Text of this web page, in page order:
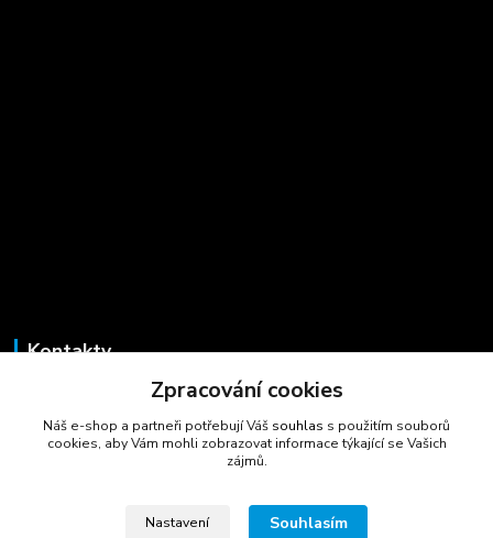
Kontakty
+420 723 725 881
(Po-Pá, 8-16 hod.)
Zpracování cookies
Náš e-shop a partneři potřebují Váš souhlas s použitím souborů
cookies, aby Vám mohli zobrazovat informace týkající se Vašich
zájmů.
Nastavení Souhlasím